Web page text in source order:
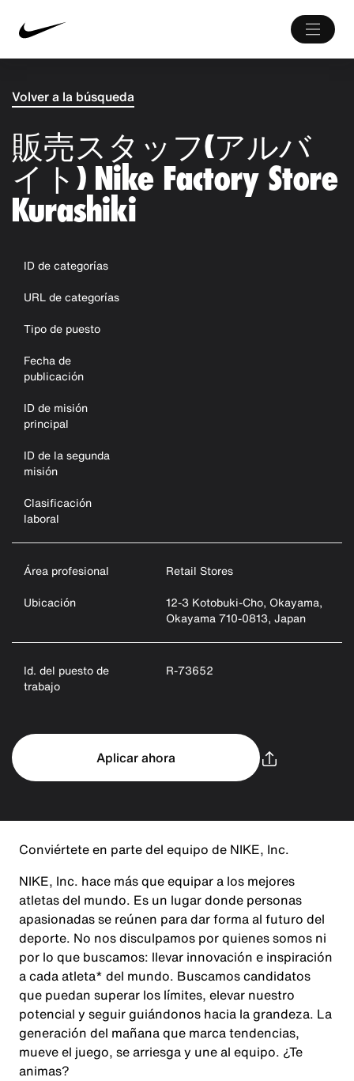
Volver a la búsqueda
販売スタッフ(アルバ
イト) Nike Factory Store
Kurashiki
ID de categorías
URL de categorías
Tipo de puesto
Fecha de
publicación
ID de misión
principal
ID de la segunda
misión
Clasificación
laboral
Área profesional
Retail Stores
Ubicación
12-3 Kotobuki-Cho, Okayama,
Okayama 710-0813, Japan
Id. del puesto de
trabajo
R-73652
Aplicar ahora
Conviértete en parte del equipo de NIKE, Inc.
NIKE, Inc. hace más que equipar a los mejores
atletas del mundo. Es un lugar donde personas
apasionadas se reúnen para dar forma al futuro del
deporte. No nos disculpamos por quienes somos ni
por lo que buscamos: llevar innovación e inspiración
a cada atleta* del mundo. Buscamos candidatos
que puedan superar los límites, elevar nuestro
potencial y seguir guiándonos hacia la grandeza. La
generación del mañana que marca tendencias,
mueve el juego, se arriesga y une al equipo. ¿Te
animas?